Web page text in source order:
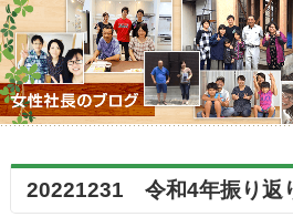
20221231 令和4年振り返